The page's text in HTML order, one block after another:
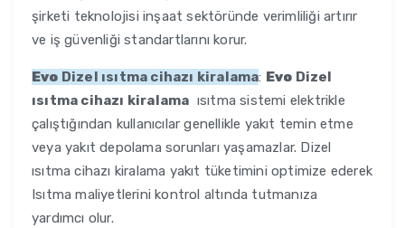
şirketi teknolojisi inşaat sektöründe verimliliği artırır
ve iş güvenliği standartlarını korur.
Evo Dizel ısıtma cihazı kiralama: Evo Dizel
ısıtma cihazı kiralama ısıtma sistemi elektrikle
çalıştığından kullanıcılar genellikle yakıt temin etme
veya yakıt depolama sorunları yaşamazlar. Dizel
ısıtma cihazı kiralama yakıt tüketimini optimize ederek
Isıtma maliyetlerini kontrol altında tutmanıza
yardımcı olur.